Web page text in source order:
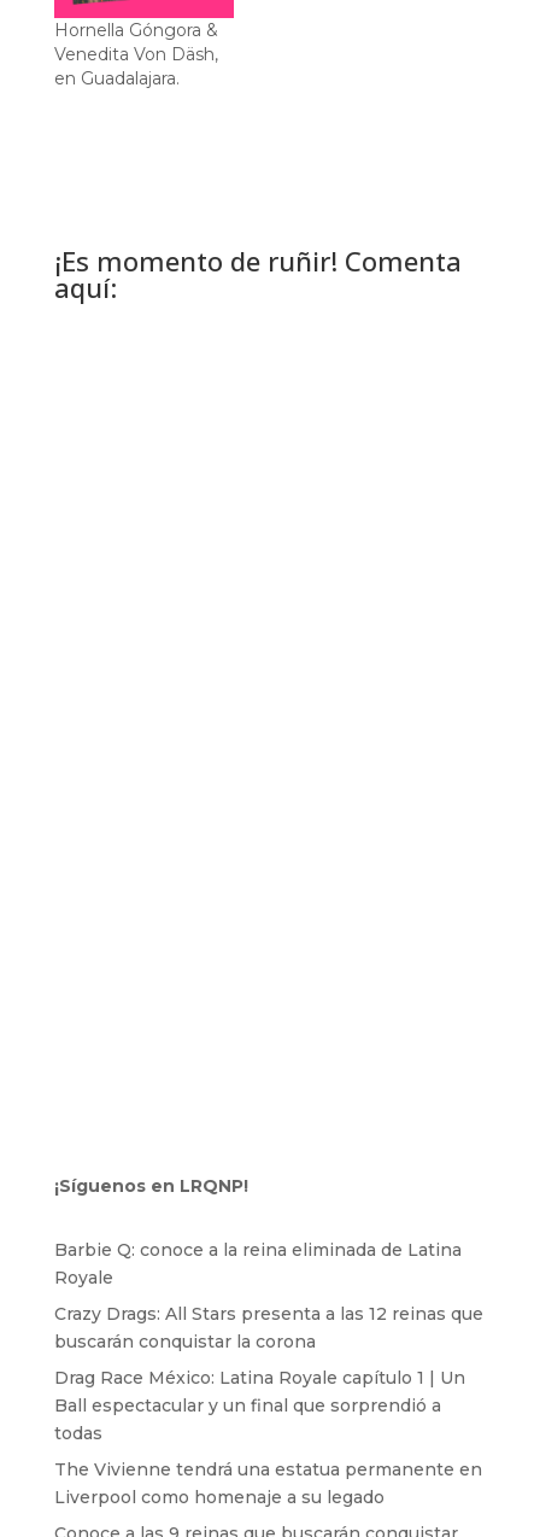
Hornella Góngora &
Venedita Von Däsh,
en Guadalajara.
¡Es momento de ruñir! Comenta
aquí:
¡Síguenos en LRQNP!
Barbie Q: conoce a la reina eliminada de Latina
Royale
Crazy Drags: All Stars presenta a las 12 reinas que
buscarán conquistar la corona
Drag Race México: Latina Royale capítulo 1 | Un
Ball espectacular y un final que sorprendió a
todas
The Vivienne tendrá una estatua permanente en
Liverpool como homenaje a su legado